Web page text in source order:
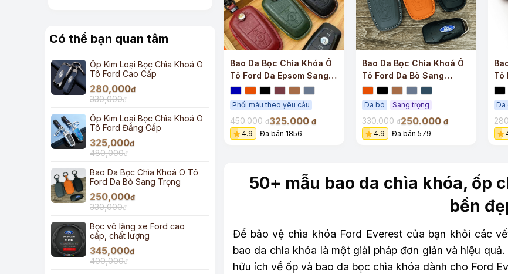
Có thể bạn quan tâm
Ốp Kim Loại Bọc Chìa Khoá Ô
Tô Ford Cao Cấp
280,000đ
330,000đ
Ốp Kim Loại Bọc Chìa Khoá Ô
Tô Ford Đẳng Cấp
325,000đ
480,000đ
Bao Da Bọc Chìa Khoá Ô Tô
Ford Da Bò Sang Trọng
250,000đ
330,000đ
Bọc vô lăng xe Ford cao
cấp, chất lượng
345,000đ
400,000đ
Bao Da Bọc Chìa Khóa Ô
Tô Ford Da Epsom Sang
Trọng
Phối màu theo yêu cầu
450.000đ325.000 đ
4.9
Đã bán 1856
Bao Da Bọc Chìa Khoá Ô
Tô Ford Da Bò Sang
Trọng
Da bò Sang trọng
330.000đ250.000 đ
4.9
Đã bán 579
Tô
Da
50+ mẫu bao da chìa khóa, ốp
bền
Để bảo vệ chìa khóa Ford Everest của bạn khỏi các
bao da chìa khóa là một giải pháp đơn giản và hiệu quả.
hữu ích về ốp và bao da bọc chìa khóa dành cho Ford